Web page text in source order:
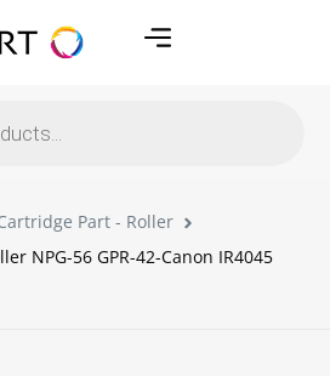
Part - Roller
NPG-56 GPR-42-Canon IR4045